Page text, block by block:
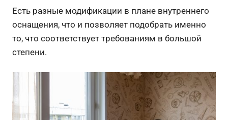
Есть разные модификации в плане внутреннего
оснащения, что и позволяет подобрать именно
то, что соответствует требованиям в большой
степени.